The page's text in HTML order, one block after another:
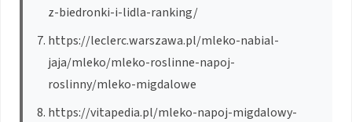
z-biedronki-i-lidla-ranking/
https://leclerc.warszawa.pl/mleko-nabial-
jaja/mleko/mleko-roslinne-napoj-
roslinny/mleko-migdalowe
https://vitapedia.pl/mleko-napoj-migdalowy-